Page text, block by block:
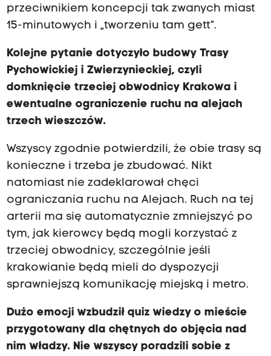
przeciwnikiem koncepcji tak zwanych miast
15-minutowych i „tworzeniu tam gett”.
Kolejne pytanie dotyczyło budowy Trasy
Pychowickiej i Zwierzynieckiej, czyli
domknięcie trzeciej obwodnicy Krakowa i
ewentualne ograniczenie ruchu na alejach
trzech wieszczów.
Wszyscy zgodnie potwierdzili, że obie trasy są
konieczne i trzeba je zbudować. Nikt
natomiast nie zadeklarował chęci
ograniczania ruchu na Alejach. Ruch na tej
arterii ma się automatycznie zmniejszyć po
tym, jak kierowcy będą mogli korzystać z
trzeciej obwodnicy, szczególnie jeśli
krakowianie będą mieli do dyspozycji
sprawniejszą komunikację miejską i metro.
Dużo emocji wzbudził quiz wiedzy o mieście
przygotowany dla chętnych do objęcia nad
nim władzy. Nie wszyscy poradzili sobie z